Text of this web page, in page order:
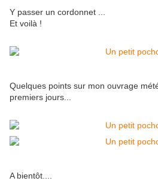
Y passer un cordonnet ...
Et voilà !
Quelques points sur mon ouvrage
premiers jours...
A bientôt....